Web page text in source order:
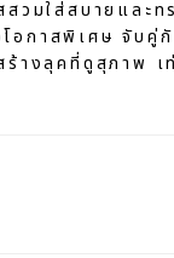
วมใส่สบายและท
อกาสพิเศษ จับคู่
ร้างลุคที่ดูสุภาพ เ